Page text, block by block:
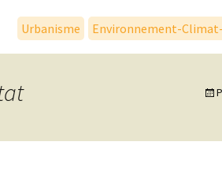
Urbanisme Environnement-